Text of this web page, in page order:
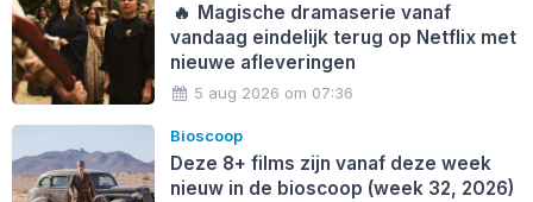
🔥 Magische dramaserie vanaf
vandaag eindelijk terug op Netflix met
nieuwe afleveringen
5 aug 2026 om 07:36
Bioscoop
Deze 8+ films zijn vanaf deze week
nieuw in de bioscoop (week 32, 2026)